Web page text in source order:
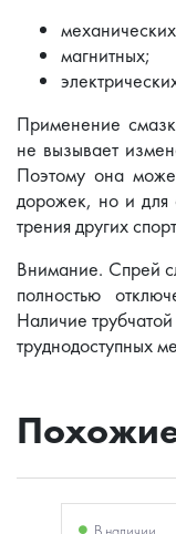
магнитных;
Применение
не вызывает
Поэтому она
дорожек, но и для
трения других
Внимание. Спрей
полностью
Наличие
труднодоступных